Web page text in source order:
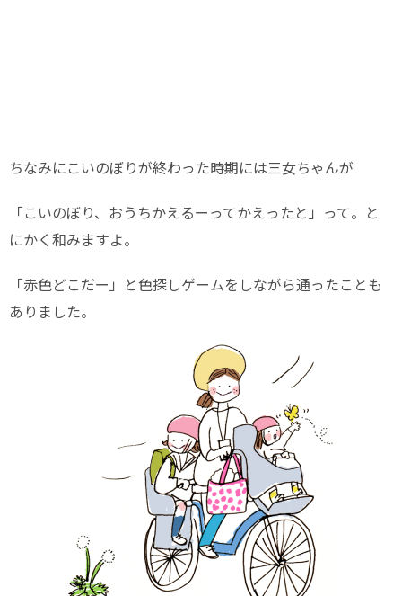
ちなみにこいのぼりが終わった時期には三女ちゃんが
「こいのぼり、おうちかえるーってかえったと」って。と
にかく和みますよ。
「赤色どこだー」と色探しゲームをしながら通ったことも
ありました。